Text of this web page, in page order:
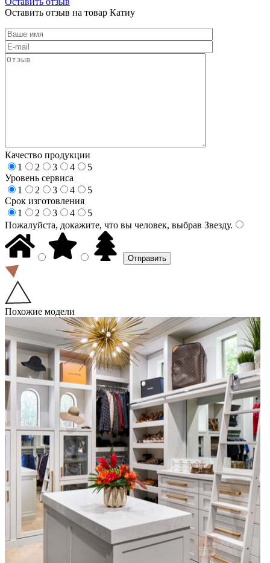
Оставить отзыв на товар Катиу
Качество продукции
1
2 3 4
5
Уровень сервиса
1
2 3 4
5
Срок изготовления
1
2 3 4
5
Пожалуйста, докажите, что вы человек, выбрав Звезду.
Похожие модели